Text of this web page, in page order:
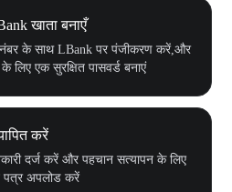
खाता बनाएँ
के साथ LBank पर पंजीकरण करें,और
लिए एक सुरक्षित पासवर्ड बनाएं
करें
दर्ज करें और पहचान सत्यापन के लिए
पत्र अपलोड करें